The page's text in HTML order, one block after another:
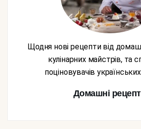
Щодня нові рецепти від домашніх господинь,
кулінарних майстрів, та
поціновувачів
Домашні